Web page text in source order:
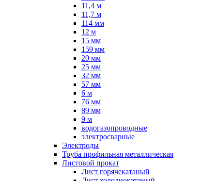
11,4 м
11,7 м
114 мм
12 м
15 мм
159 мм
20 мм
25 мм
32 мм
57 мм
6 м
76 мм
89 мм
9 м
водогазопроводные
электросварные
Электроды
Труба профильная металлическая
Листовой прокат
Лист горячекатаный